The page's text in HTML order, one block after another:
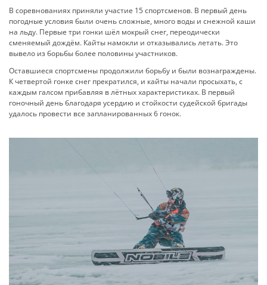
В соревнованиях приняли участие 15 спортсменов. В первый день
погодные условия были очень сложные, много воды и снежной каши
на льду. Первые три гонки шёл мокрый снег, переодически
сменяемый дождём. Кайты намокли и отказывались летать. Это
вывело из борьбы более половины участников.
Оставшиеся спортсмены продолжили борьбу и были вознаграждены.
К четвертой гонке снег прекратился, и кайты начали просыхать, с
каждым галсом прибавляя в лётных характеристиках. В первый
гоночный день благодаря усердию и стойкости судейской бригады
удалось провести все запланированных 6 гонок.